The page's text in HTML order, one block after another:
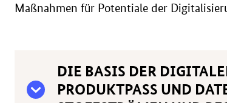
Maßnahmen für Potentiale der
DIE BASIS DER
PRODUKTPASS UND